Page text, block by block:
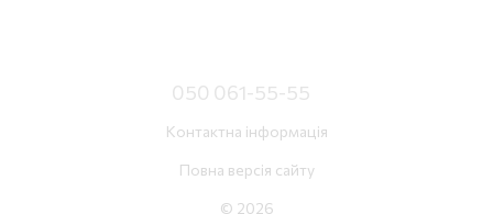
050 061-55-55
Контактна інформація
Повна версія сайту
© 2026